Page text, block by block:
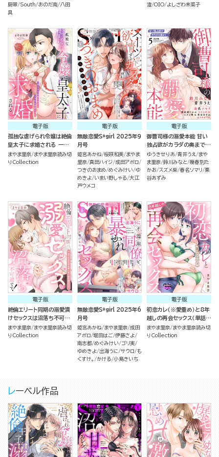
厨翠 South おのだ南 八田
具
澄 OIO よしざわ未菜子
電子版
孤独な虐げられ令嬢は絶倫
皇太子に求婚される 一夜
だけでは終われないとろあ
ま溺愛エッチ（単話版）
まやま里奈 まやま里奈読み切
りCollection
電子版
無敵恋愛S*girl 2025年9
月号
姫宮あかね 桜咲和美 まやま
里奈 真田ハイジ 成田アポロ
つきのおまめ めぐみけい
ゆ
めきよ
いまい野しゃる 大江
戸ウメコ
電子版
御曹司様の溺愛本能 甘い
独占欲がカラダの奥まで
（5）
ゆうきせりあ 青井うえ
まや
ま里奈 鈴川みなと 幾春別た
かお スズメ柴 春名ソマリ 栗
谷あずみ
電子版
絶倫エリート同期の溺愛漬
けセックスは沼落ち不可避
です！ 一途で大きすぎる
愛に甘く抱き潰されて（単
まやま里奈 まやま里奈読み切
りCollection
電子版
無敵恋愛S*girl 2025年6
月号
姫宮あかね まやま里奈 成田
アポロ 堀田はご 伊藤さよ
南志都 めぐみけい
ゴリ実
ゆめきよ
出海うに サウロ
も
くすけ。
かける 小島きいち
電子版
初恋カレ（※愛重め）と8年
越しの再会セックス（単話
版）
まやま里奈 まやま里奈読み切
りCollection
レーベル作品